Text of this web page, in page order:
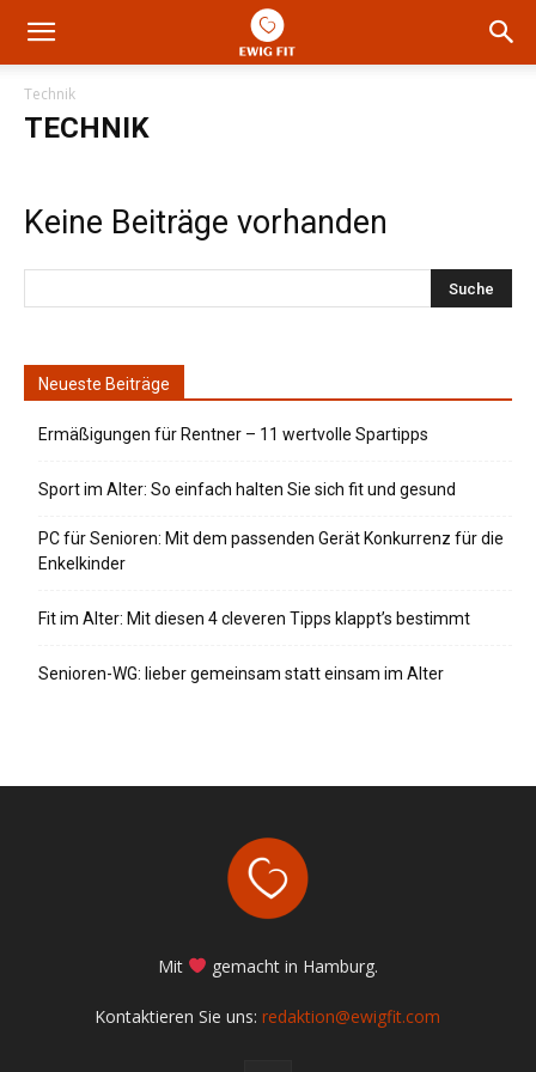
Technik
TECHNIK
Keine Beiträge vorhanden
Neueste Beiträge
Ermäßigungen für Rentner – 11 wertvolle Spartipps
Sport im Alter: So einfach halten Sie sich fit und gesund
PC für Senioren: Mit dem passenden Gerät Konkurrenz für die
Enkelkinder
Fit im Alter: Mit diesen 4 cleveren Tipps klappt’s bestimmt
Senioren-WG: lieber gemeinsam statt einsam im Alter
Mit gemacht in Hamburg.
Kontaktieren Sie uns:redaktion@ewigfit.com